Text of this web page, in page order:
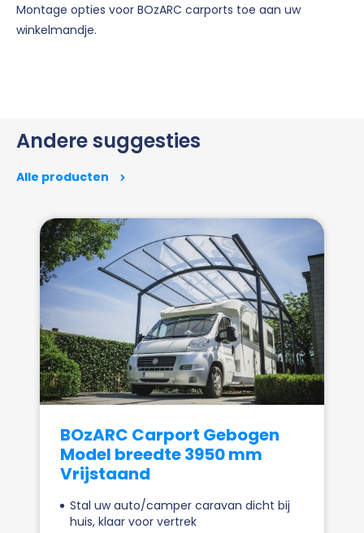
Montage opties voor BOzARC carports toe aan uw
winkelmandje.
Andere suggesties
Alle producten
BOzARC Carport Gebogen
Model breedte 3950 mm
Vrijstaand
Stal uw auto/camper caravan dicht bij
huis, klaar voor vertrek